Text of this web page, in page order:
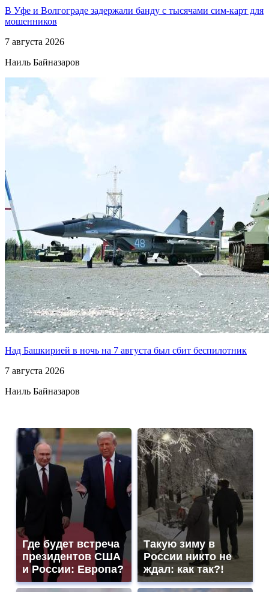
В Уфе и Волгограде задержали банду с тысячами сим-карт для
мошенников
7 августа 2026
Наиль Байназаров
Над Башкирией в ночь на 7 августа был сбит беспилотник
7 августа 2026
Наиль Байназаров
Где будет встреча
президентов США
и России: Европа?
Такую зиму в
России никто не
ждал: как так?!